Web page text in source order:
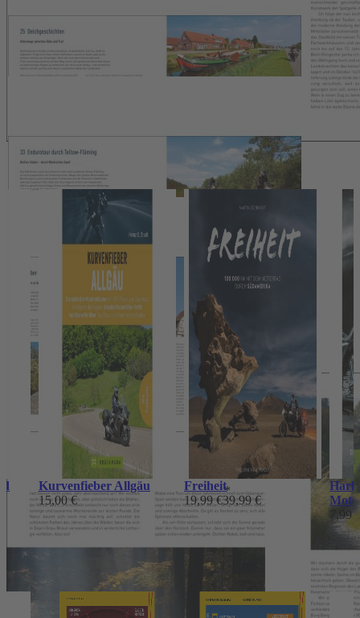
Sächsische Burgenland und über die Deutsche Märchenstraße bis
zur Mecklenburger Seenplatte. Wer diese Eindrücke auf sich wirken
lassen will, unternimmt die Deutschlanddurchquerung von den
Alpen bis zur Ostsee.
Wir haben andere Produkte gefunden, die Ihnen gefallen
könnten!
Kurvenfieber Allgäu
15,00 €
Freiheit
39,99 €
*
19,99 €
7,99
Das könnte Ihnen auch gefallen